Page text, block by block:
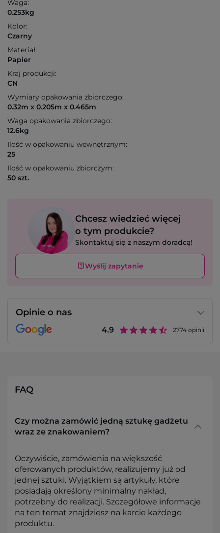
Waga:
0.253kg
Kolor:
Czarny
Materiał:
Papier
Kraj produkcji:
CN
Wymiary opakowania zbiorczego:
0.32m x 0.205m x 0.465m
Waga opakowania zbiorczego:
12.6kg
Ilość w opakowaniu wewnętrznym:
25
Ilość w opakowaniu zbiorczym:
50 szt.
Chcesz wiedzieć więcej
o tym produkcie?
Skontaktuj się z naszym doradcą!
Wyślij zapytanie
Opinie o nas
4.9 2774 opinii
FAQ
Czy można zamówić jedną sztukę gadżetu
wraz ze znakowaniem?
Oczywiście, zamówienia na większość
oferowanych produktów, realizujemy już od
jednej sztuki. Wyjątkiem są artykuły, które
posiadają określony minimalny nakład,
potrzebny do realizacji. Szczegółowe informacje
na ten temat znajdziesz na karcie każdego
produktu.